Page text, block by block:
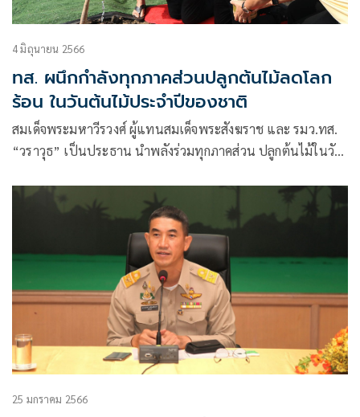
4 มิถุนายน 2566
ทส. ผนึกกำลังทุกภาคส่วนปลูกต้นไม้ลดโลก
ร้อน ในวันต้นไม้ประจำปีของชาติ
สมเด็จพระมหาวีรวงศ์ ผู้แทนสมเด็จพระสังฆราช และ รมว.ทส.
“วราวุธ” เป็นประธาน นำพลังร่วมทุกภาคส่วน ปลูกต้นไม้ในวัน
25 มกราคม 2566